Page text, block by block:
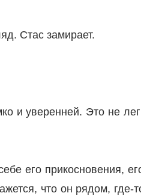
Стас замирает.
и уверенней. Это не
его прикосновения,
что он рядом, где-